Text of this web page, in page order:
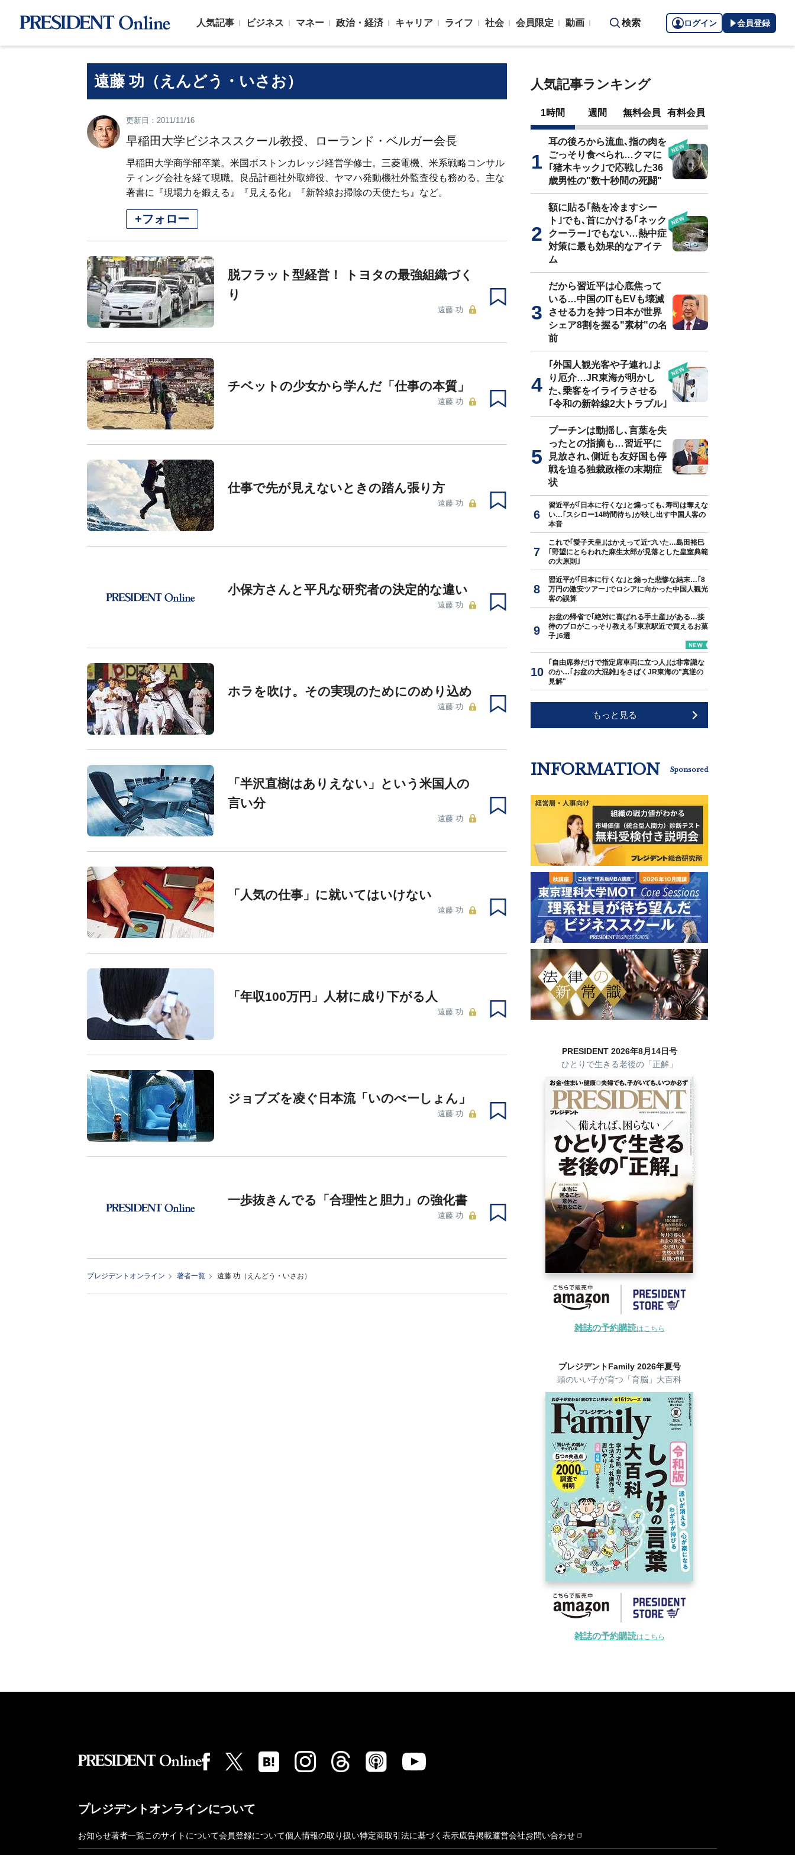
人気記事 ビジネス マネー 政治・経済 キャリア ライフ 社会 会員限定 動画 検索 ログイン 会員登録
遠藤 功（えんどう・いさお）
更新日：2011/11/16
早稲田大学ビジネススクール教授、ローランド・ベルガー会長
早稲田大学商学部卒業。米国ボストンカレッジ経営学修士。三菱電機、米系戦略コンサル
ティング会社を経て現職。良品計画社外取締役、ヤマハ発動機社外監査役も務める。主な
著書に『現場力を鍛える』『見える化』『新幹線お掃除の天使たち』など。
+フォロー
脱フラット型経営！ トヨタの最強組織づく
り
遠藤 功
チベットの少女から学んだ「仕事の本質」
遠藤 功
仕事で先が見えないときの踏ん張り方
遠藤 功
小保方さんと平凡な研究者の決定的な違い
遠藤 功
ホラを吹け。その実現のためにのめり込め
遠藤 功
「半沢直樹はありえない」という米国人の
言い分
遠藤 功
「人気の仕事」に就いてはいけない
遠藤 功
「年収100万円」人材に成り下がる人
遠藤 功
ジョブズを凌ぐ日本流「いのべーしょん」
遠藤 功
一歩抜きんでる「合理性と胆力」の強化書
遠藤 功
プレジデントオンライン 著者一覧 遠藤 功（えんどう・いさお）
人気記事ランキング
1時間 週間 無料会員 有料会員
耳の後ろから流血､指の肉を
ごっそり食べられ…クマに
｢猪木キック｣で応戦した36
歳男性の"数十秒間の死闘"
額に貼る｢熱を冷ますシー
ト｣でも､首にかける｢ネック
クーラー｣でもない…熱中症
対策に最も効果的なアイテ
ム
だから習近平は心底焦って
いる…中国のITもEVも壊滅
させる力を持つ日本が世界
シェア8割を握る"素材"の名
前
｢外国人観光客や子連れ｣よ
り厄介…JR東海が明かし
た､乗客をイライラさせる
｢令和の新幹線2大トラブル｣
プーチンは動揺し､言葉を失
ったとの指摘も…習近平に
見放され､側近も友好国も停
戦を迫る独裁政権の末期症
状
習近平が｢日本に行くな｣と煽っても､寿司は奪えな
い…｢スシロー14時間待ち｣が映し出す中国人客の
本音
これで｢愛子天皇｣はかえって近づいた…島田裕巳
｢野望にとらわれた麻生太郎が見落とした皇室典範
の大原則｣
習近平が｢日本に行くな｣と煽った悲惨な結末…｢8
万円の激安ツアー｣でロシアに向かった中国人観光
客の誤算
お盆の帰省で｢絶対に喜ばれる手土産｣がある…接
待のプロがこっそり教える｢東京駅近で買えるお菓
子｣6選
｢自由席券だけで指定席車両に立つ人｣は非常識な
のか…｢お盆の大混雑｣をさばくJR東海の"真逆の
見解"
もっと見る
INFORMATION Sponsored
PRESIDENT 2026年8月14日号
ひとりで生きる老後の「正解」
雑誌の予約購読はこちら
プレジデントFamily 2026年夏号
頭のいい子が育つ「育脳」大百科
雑誌の予約購読はこちら
プレジデントオンラインについて
お知らせ著者一覧このサイトについて会員登録について個人情報の取り扱い特定商取引法に基づく表示広告掲載運営会社お問い合わせ